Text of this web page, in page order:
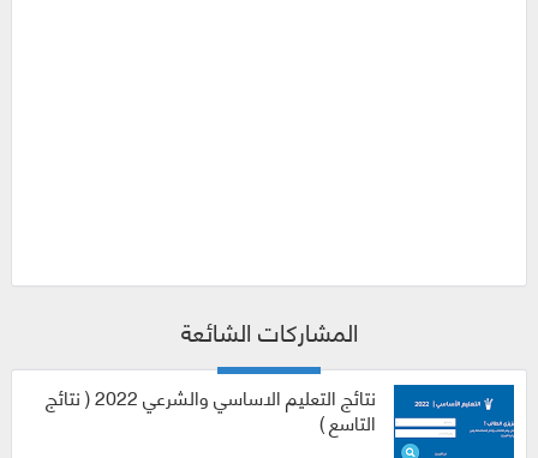
المشاركات الشائعة
نتائج التعليم الاساسي والشرعي 2022 ( نتائج
التاسع )